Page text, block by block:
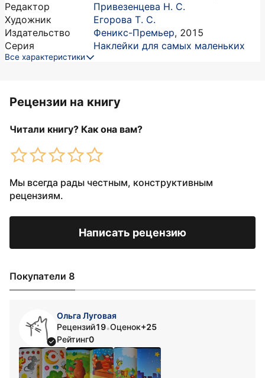
Редактор
Привезенцева Н. С.
Художник
Егорова Т. С.
Издательство
Феникс-Премьер, 2015
Серия
Наклейки для самых маленьких
Все характеристики
Рецензии на книгу
Читали книгу? Как она вам?
Мы всегда рады честным, конструктивным
рецензиям.
Написать рецензию
Покупатели 8
Ольга Луговая
Рецензий19•Оценок+25
Рейтинг0